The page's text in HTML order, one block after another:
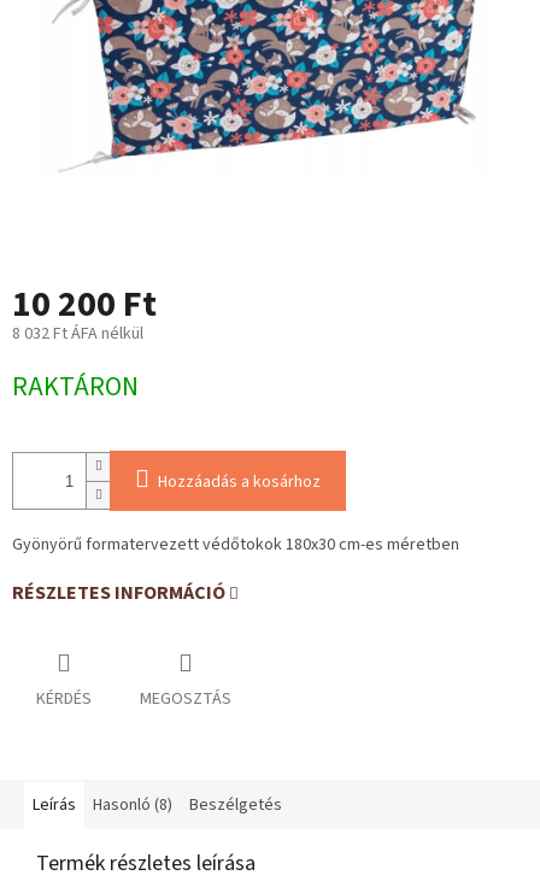
10 200 Ft
8 032 Ft ÁFA nélkül
Egységár:
RAKTÁRON
Hozzáadás a kosárhoz
Gyönyörű formatervezett védőtokok 180x30 cm-es méretben
RÉSZLETES INFORMÁCIÓ
KÉRDÉS MEGOSZTÁS
Leírás Hasonló (8) Beszélgetés
Termék részletes leírása